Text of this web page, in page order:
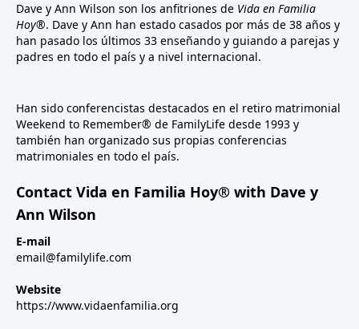
Dave y Ann Wilson son los anfitriones de Vida en Familia
Hoy®. Dave y Ann han estado casados por más de 38 años y
han pasado los últimos 33 enseñando y guiando a parejas y
padres en todo el país y a nivel internacional.
Han sido conferencistas destacados en el retiro matrimonial
Weekend to Remember® de FamilyLife desde 1993 y
también han organizado sus propias conferencias
matrimoniales en todo el país.
Contact Vida en Familia Hoy® with Dave y
Ann Wilson
E-mail
email@familylife.com
Website
https://www.vidaenfamilia.org